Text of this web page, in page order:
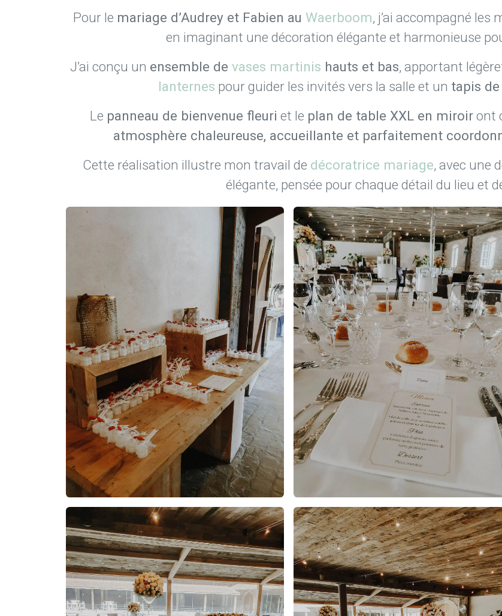
Pour le mariage d’Audrey et Fabien au Waerboom, j’ai accompagné les
en imaginant une décoration élégante et harmonieuse
J’ai conçu un ensemble de vases martinis hauts et bas, apportant
lanternes pour guider les invités vers la salle et un tapis
Le panneau de bienvenue fleuri et le plan de table XXL en miroiront
atmosphère chaleureuse, accueillante et parfaitement
Cette réalisation illustre mon travail de décoratrice mariage, avec une
élégante, pensée pour chaque détail du lieu et